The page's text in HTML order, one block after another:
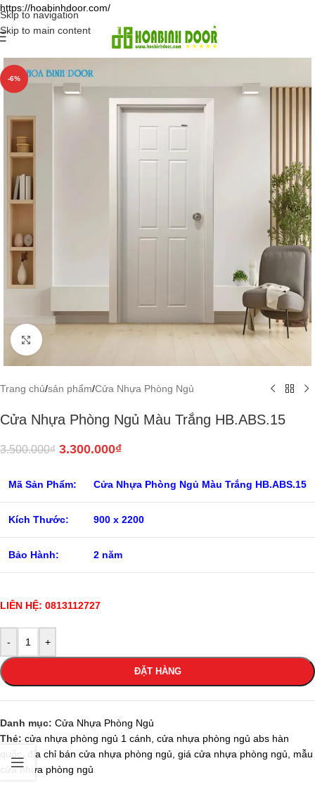
https://hoabinhdoor.com/
Skip to navigation
Skip to main content
-6%
Click to enlarge
Trang chủ/sản phẩm/Cửa Nhựa Phòng Ngủ
Cửa Nhựa Phòng Ngủ Màu Trắng HB.ABS.15
3.500.000₫ 3.300.000₫
Mã Sản Phẩm: Cửa Nhựa Phòng Ngủ Màu Trắng HB.ABS.15
Kích Thước: 900 x 2200
Bảo Hành: 2 năm
LIÊN HỆ: 0813112727
- +
ĐẶT HÀNG
Danh mục: Cửa Nhựa Phòng Ngủ
Thẻ: cửa nhựa phòng ngủ 1 cánh cửa nhựa phòng ngủ abs hàn
quốc
địa chỉ bán cửa nhựa phòng ngủ giá cửa nhựa phòng ngủ
mẫu
cửa nhựa phòng ngủ